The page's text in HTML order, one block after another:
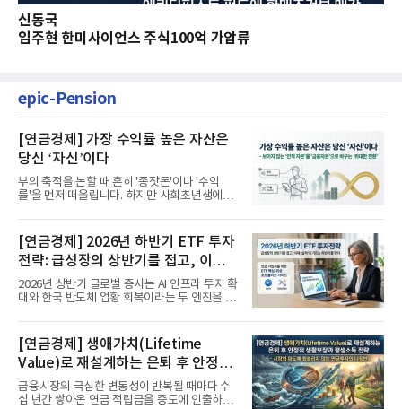
신동국
임주현 한미사이언스 주식100억 가압류
epic-Pension
[연금경제] 가장 수익률 높은 자산은
당신 ‘자신’이다
부의 축적을 논할 때 흔히 '종잣돈'이나 '수익
률'을 먼저 떠올립니다. 하지만 사회초년생에게
[연금경제] 2026년 하반기 ETF 투자
전략: 급성장의 상반기를 접고, 이제
'실적'이 가르는 하반기를 맞다
2026년 상반기 글로벌 증시는 AI 인프라 투자 확
대와 한국 반도체 업황 회복이라는 두 엔진을 달
[연금경제] 생애가치(Lifetime
Value)로 재설계하는 은퇴 후 안정적
생활보장과 평생소득 전략
금융시장의 극심한 변동성이 반복될 때마다 수
십 년간 쌓아온 연금 적립금을 중도에 인출하거